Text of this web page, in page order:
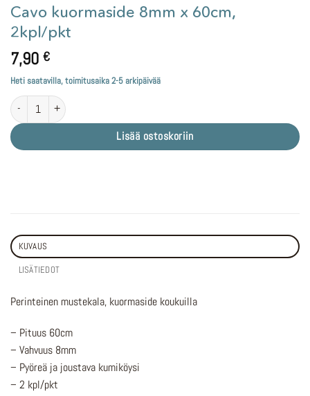
Cavo kuormaside 8mm x 60cm,
2kpl/pkt
7,90 €
Heti saatavilla, toimitusaika 2-5 arkipäivää
Cavo kuormaside 8mm x 60cm, 2kpl/pkt määrä
Lisää ostoskoriin
KUVAUS
LISÄTIEDOT
Perinteinen mustekala, kuormaside koukuilla
– Pituus 60cm
– Vahvuus 8mm
– Pyöreä ja joustava kumiköysi
– 2 kpl/pkt